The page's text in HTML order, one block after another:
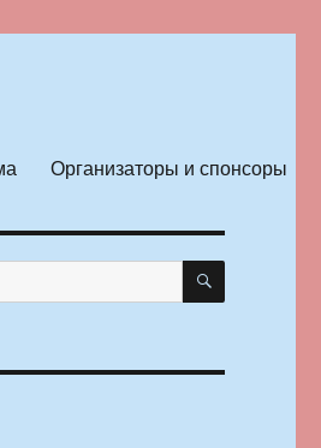
Организаторы и спонсоры
ПОИСК